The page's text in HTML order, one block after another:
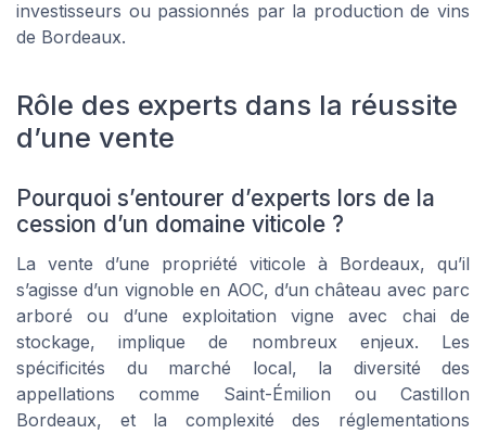
investisseurs ou passionnés par la production de vins
de Bordeaux.
Rôle des experts dans la réussite
d’une vente
Pourquoi s’entourer d’experts lors de la
cession d’un domaine viticole ?
La vente d’une propriété viticole à Bordeaux, qu’il
s’agisse d’un vignoble en AOC, d’un château avec parc
arboré ou d’une exploitation vigne avec chai de
stockage, implique de nombreux enjeux. Les
spécificités du marché local, la diversité des
appellations comme Saint-Émilion ou Castillon
Bordeaux, et la complexité des réglementations